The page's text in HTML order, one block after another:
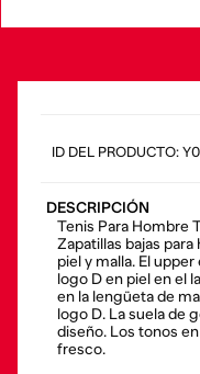
:
DESCRIPCIÓN
Tenis Para Hombre
Zapatillas bajas
piel y malla. El
logo D en piel en el
en la lengüeta de
logo D. La suela de
diseño. Los tonos
fresco.